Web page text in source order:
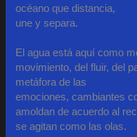
océano que distancia,
une y separa.
El agua está aquí como
movimiento, del fluir, del
metáfora de las
emociones, cambiantes
amoldan de acuerdo al
se agitan como las olas.